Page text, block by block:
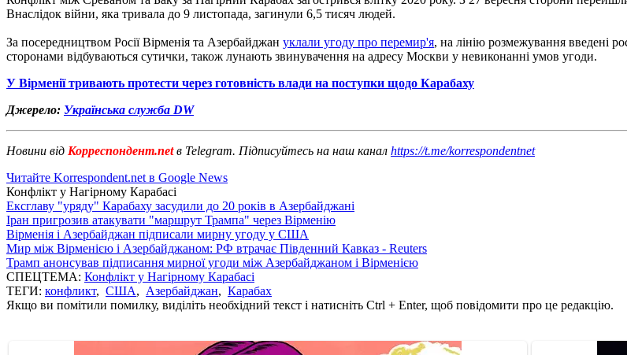
Внаслідок війни, яка тривала до 9 листопада, загинули 6,5 тисяч людей.
За посередництвом Росії Вірменія та Азербайджан уклали угоду про перемир'я, на лінію розмежування введені
сторонами відбуваються сутички, також лунають звинувачення на адресу Москви у невиконанні умов угоди.
У Вірменії тривають протести через готовність влади на поступки щодо Карабаху
Джерело: Українська служба DW
Новини від Корреспондент.netв Telegram. Підписуйтесь на наш канал https://t.me/korrespondentnet
Читайте Korrespondent.net в Google News
Конфлікт у Нагірному Карабасі
Ексглаву "уряду" Карабаху засудили до 20 років в Азербайджані
Іран пригрозив атакувати "маршрут Трампа" через Вірменію
Вірменія і Азербайджан підписали мирну угоду у США
Мир між Вірменією і Азербайджаном: РФ втрачає Південний Кавказ - Reuters
Трамп анонсував підписання мирної угоди між Азербайджаном і Вірменією
СПЕЦТЕМА: Конфлікт у Нагірному Карабасі
ТЕГИ: конфликт, США, Азербайджан, Карабах
Якщо ви помітили помилку, виділіть необхідний текст і натисніть Ctrl + Enter, щоб повідомити про це редакцію.